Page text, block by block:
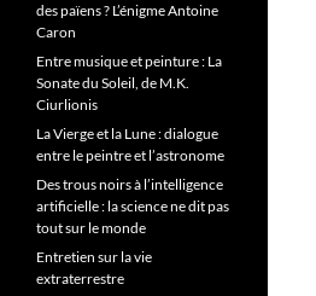
des païens ? L’énigme Antoine
Caron
Entre musique et peinture : La
Sonate du Soleil, de M.K.
Ciurlionis
La Vierge et la Lune : dialogue
entre le peintre et l’astronome
Des trous noirs à l’intelligence
artificielle : la science ne dit pas
tout sur le monde
Entretien sur la vie
extraterrestre